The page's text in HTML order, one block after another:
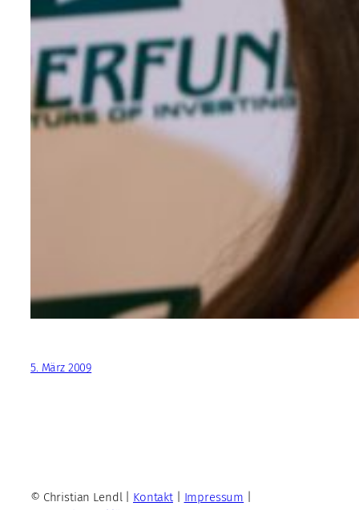
5. März 2009
© Christian Lendl | Kontakt| Impressum